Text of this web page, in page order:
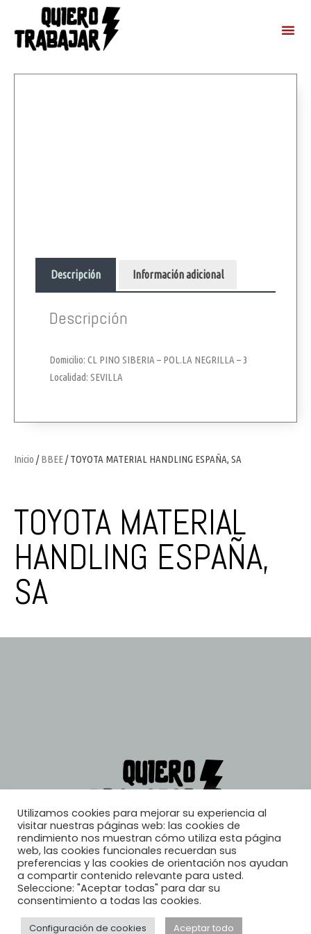
Inicio /BBEE/ TOYOTA MATERIAL HANDLING ESPAÑA, SA
TOYOTA MATERIAL
HANDLING ESPAÑA,
SA
Descripción Información adicional
Descripción
Domicilio: CL PINO SIBERIA – POL.LA NEGRILLA – 3
Localidad: SEVILLA
© 2026, Quiero Trabajar
Utilizamos cookies para mejorar su experiencia al
visitar nuestras páginas web: las cookies de
rendimiento nos muestran cómo utiliza esta página
web, las cookies funcionales recuerdan sus
preferencias y las cookies de orientación nos ayudan
a compartir contenido relevante para usted.
Seleccione: "Aceptar todas" para dar su
consentimiento a todas las cookies.
Configuración de cookies Aceptar todo